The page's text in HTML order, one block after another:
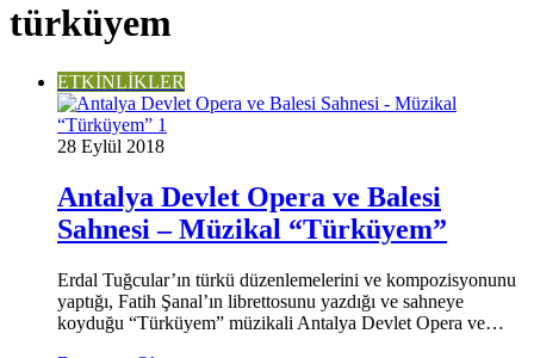
türküyem
ETKİNLİKLER
28 Eylül 2018
Antalya Devlet Opera ve Balesi
Sahnesi – Müzikal “Türküyem”
Erdal Tuğcular’ın türkü düzenlemelerini ve kompozisyonunu
yaptığı, Fatih Şanal’ın librettosunu yazdığı ve sahneye
koyduğu “Türküyem” müzikali Antalya Devlet Opera ve…